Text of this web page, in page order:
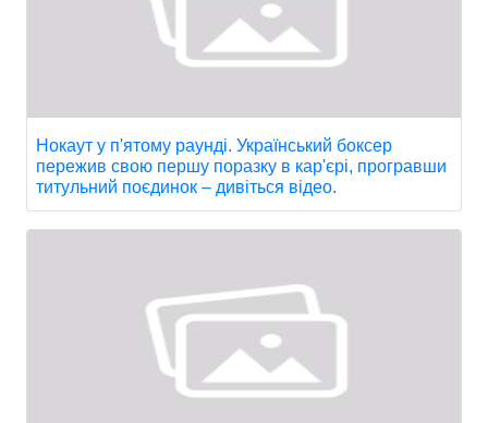
Нокаут у п'ятому раунді. Український боксер
пережив свою першу поразку в кар'єрі, програвши
титульний поєдинок – дивіться відео.